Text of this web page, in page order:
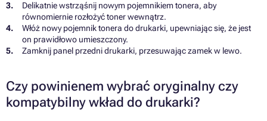
Delikatnie wstrząśnij nowym pojemnikiem tonera, aby
równomiernie rozłożyć toner wewnątrz.
Włóż nowy pojemnik tonera do drukarki, upewniając się, że jest
on prawidłowo umieszczony.
Zamknij panel przedni drukarki, przesuwając zamek w lewo.
Czy powinienem wybrać oryginalny czy
kompatybilny wkład do drukarki?